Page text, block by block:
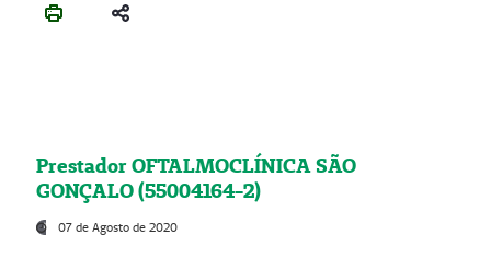
Prestador OFTALMOCLÍNICA SÃO
GONÇALO (55004164-2)
07 de Agosto de 2020